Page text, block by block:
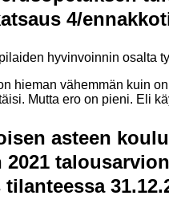
4/
hyvinvoinnin osalta
hieman vähemmän kuin
Mutta ero on pieni. Eli
asteen